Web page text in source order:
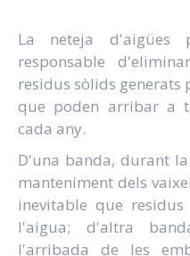
La neteja d'aigües
responsable
residus sòlids generats
que poden arribar a
cada any.
D'una banda, durant
manteniment dels
inevitable que
l'aigua; d'altra
l'arribada de les